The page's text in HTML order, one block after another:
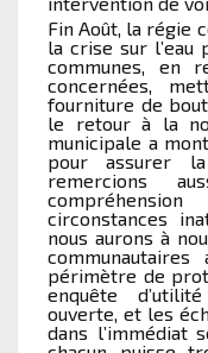
Fin Août, la régie
la crise sur
communes, en
concernées,
fourniture de
le retour à la
municipale a
pour assurer la
remercions
circonstances
nous aurons à
périmètre de
enquête
ouverte, et les
dans l’immédiat